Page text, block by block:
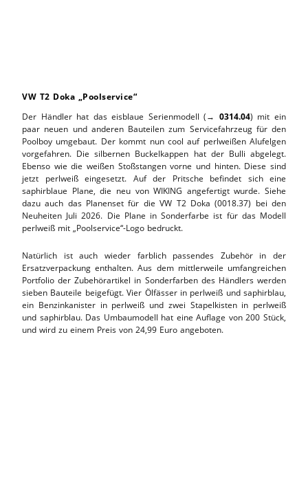
VW T2 Doka „Poolservice“
Der Händler hat das eisblaue Serienmodell (→ 0314.04) mit ein
paar neuen und anderen Bauteilen zum Servicefahrzeug für den
Poolboy umgebaut. Der kommt nun cool auf perlweißen Alufelgen
vorgefahren. Die silbernen Buckelkappen hat der Bulli abgelegt.
Ebenso wie die weißen Stoßstangen vorne und hinten. Diese sind
jetzt perlweiß eingesetzt. Auf der Pritsche befindet sich eine
saphirblaue Plane, die neu von WIKING angefertigt wurde. Siehe
dazu auch das Planenset für die VW T2 Doka (0018.37) bei den
Neuheiten Juli 2026. Die Plane in Sonderfarbe ist für das Modell
perlweiß mit „Poolservice“-Logo bedruckt.
Natürlich ist auch wieder farblich passendes Zubehör in der
Ersatzverpackung enthalten. Aus dem mittlerweile umfangreichen
Portfolio der Zubehörartikel in Sonderfarben des Händlers werden
sieben Bauteile beigefügt. Vier Ölfässer in perlweiß und saphirblau,
ein Benzinkanister in perlweiß und zwei Stapelkisten in perlweiß
und saphirblau. Das Umbaumodell hat eine Auflage von 200 Stück,
und wird zu einem Preis von 24,99 Euro angeboten.